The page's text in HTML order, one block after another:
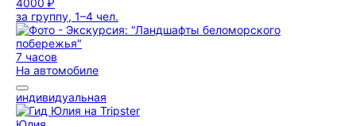
4000 ₽
за группу, 1–4 чел.
7 часов
На автомобиле
индивидуальная